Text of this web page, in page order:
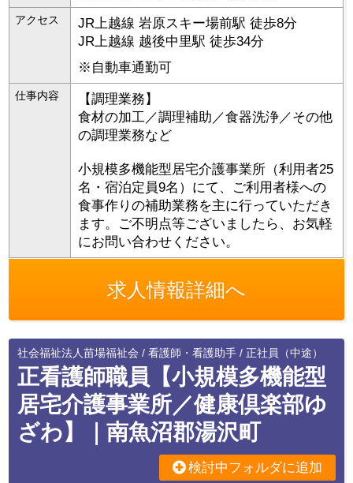
アクセス
JR上越線 岩原スキー場前駅 徒歩8分
JR上越線 越後中里駅 徒歩34分
※自動車通勤可
仕事内容
【調理業務】
食材の加工／調理補助／食器洗浄／その他
の調理業務など
小規模多機能型居宅介護事業所（利用者25
名・宿泊定員9名）にて、ご利用者様への
食事作りの補助業務を主に行っていただき
ます。ご不明点等ございましたら、お気軽
にお問い合わせください。
求人情報詳細へ
社会福祉法人苗場福祉会 / 看護師・看護助手 / 正社員（中途）
正看護師職員【小規模多機能型
居宅介護事業所／健康倶楽部ゆ
ざわ】｜南魚沼郡湯沢町
検討中フォルダに追加